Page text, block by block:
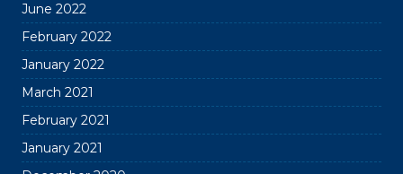
June 2022
February 2022
January 2022
March 2021
February 2021
January 2021